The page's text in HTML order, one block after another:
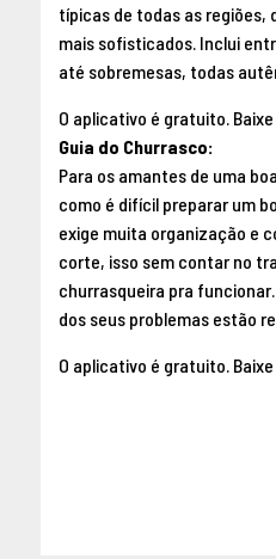
típicas de todas as regiões,
mais sofisticados. Inclui
até sobremesas, todas
O aplicativo é gratuito.
Guia do Churrasco:
Para os amantes de uma
como é difícil preparar um
exige muita organização e
corte, isso sem contar no
churrasqueira pra
dos seus problemas estão
O aplicativo é gratuito.